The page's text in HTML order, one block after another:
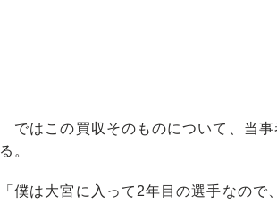
ではこの買収そのものについて、当
る。
「僕は大宮に入って2年目の選手なの